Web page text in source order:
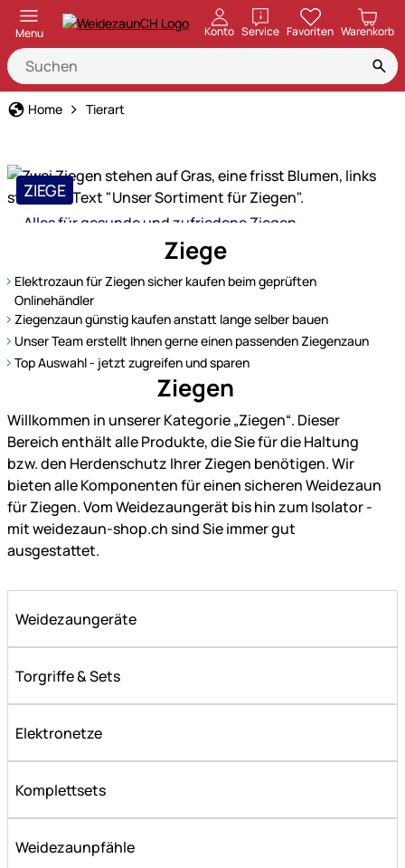
Menu Konto ServiceöffnenFavoriten Warenkorb
Home Tierart
ZIEGE
Alles für gesunde und zufriedene Ziegen
für
Ziegen
Ziege
Elektrozaun für Ziegen sicher kaufen beim geprüften
Onlinehändler
Ziegenzaun günstig kaufen anstatt lange selber bauen
Unser Team erstellt Ihnen gerne einen passenden Ziegenzaun
Top Auswahl - jetzt zugreifen und sparen
Ziegen
Willkommen in unserer Kategorie „Ziegen“. Dieser
Bereich enthält alle Produkte, die Sie für die Haltung
bzw. den Herdenschutz Ihrer Ziegen benötigen. Wir
bieten alle Komponenten für einen sicheren Weidezaun
für Ziegen. Vom Weidezaungerät bis hin zum Isolator -
mit weidezaun-shop.ch sind Sie immer gut
ausgestattet.
Weidezaungeräte
Torgriffe & Sets
Elektronetze
Komplettsets
Weidezaunpfähle